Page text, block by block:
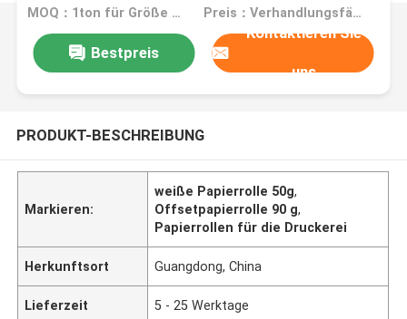
MOQ：1ton für Größe auf Lager, 10tons für Sondergröße Preis：Verhandlungsfähig
Bestpreis
Kontaktieren Sie
uns
PRODUKT-BESCHREIBUNG
Markieren:
weiße Papierrolle 50g,
Offsetpapierrolle 90 g,
Papierrollen für die Druckerei
Herkunftsort Guangdong, China
Lieferzeit 5 - 25 Werktage